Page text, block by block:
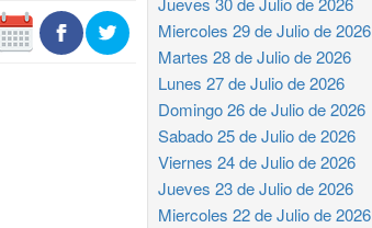
Miercoles 29 de Julio de 2026
Martes 28 de Julio de 2026
Lunes 27 de Julio de 2026
Domingo 26 de Julio de 2026
Sabado 25 de Julio de 2026
Viernes 24 de Julio de 2026
Jueves 23 de Julio de 2026
Miercoles 22 de Julio de 2026